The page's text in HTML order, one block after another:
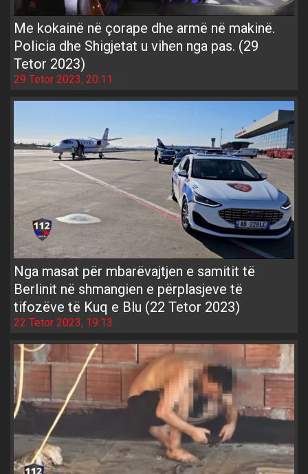
Me kokainë në çorape dhe armë në makinë.
Policia dhe Shigjetat u vihen nga pas. (29
Tetor 2023)
29 Tetor 2023, 20:11
Nga masat për mbarëvajtjen e samitit të
Berlinit në shmangien e përplasjeve të
tifozëve të Kuq e Blu (22 Tetor 2023)
22 Tetor 2023, 19:13